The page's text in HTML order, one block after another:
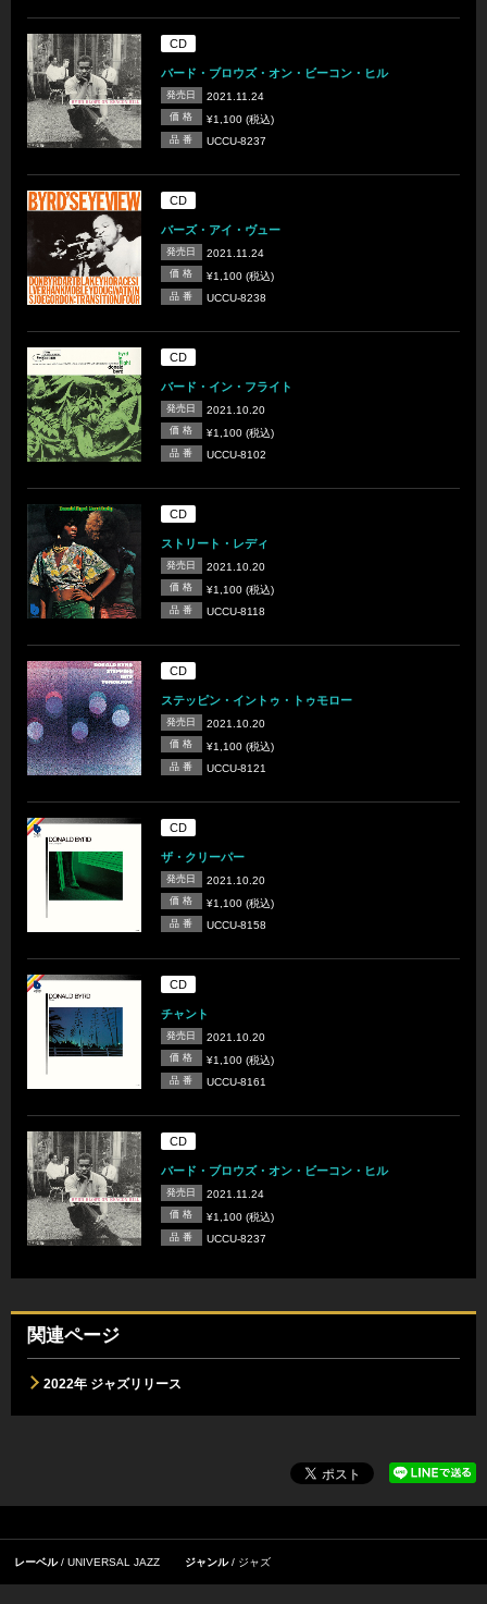
CD
バード・ブロウズ・オン・ビーコン・ヒル
発売日 2021.11.24
価 格 ¥1,100 (税込)
品 番 UCCU-8237
CD
バーズ・アイ・ヴュー
発売日 2021.11.24
価 格 ¥1,100 (税込)
品 番 UCCU-8238
CD
バード・イン・フライト
発売日 2021.10.20
価 格 ¥1,100 (税込)
品 番 UCCU-8102
CD
ストリート・レディ
発売日 2021.10.20
価 格 ¥1,100 (税込)
品 番 UCCU-8118
CD
ステッピン・イントゥ・トゥモロー
発売日 2021.10.20
価 格 ¥1,100 (税込)
品 番 UCCU-8121
CD
ザ・クリーパー
発売日 2021.10.20
価 格 ¥1,100 (税込)
品 番 UCCU-8158
CD
チャント
発売日 2021.10.20
価 格 ¥1,100 (税込)
品 番 UCCU-8161
CD
バード・ブロウズ・オン・ビーコン・ヒル
発売日 2021.11.24
価 格 ¥1,100 (税込)
品 番 UCCU-8237
関連ページ
2022年 ジャズリリース
レーベル UNIVERSAL JAZZ ジャンル ジャズ